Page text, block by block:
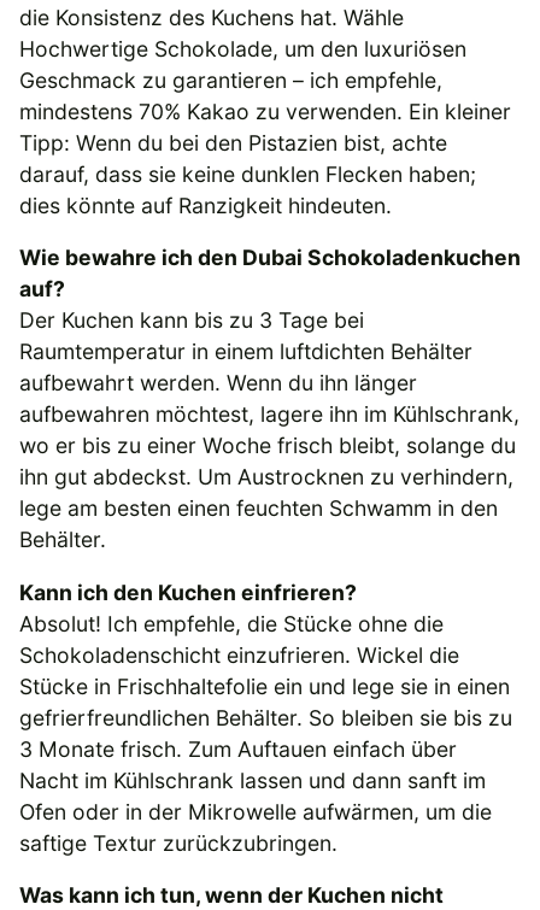
die Konsistenz des Kuchens hat. Wähle
Hochwertige Schokolade, um den luxuriösen
Geschmack zu garantieren – ich empfehle,
mindestens 70% Kakao zu verwenden. Ein kleiner
Tipp: Wenn du bei den Pistazien bist, achte
darauf, dass sie keine dunklen Flecken haben;
dies könnte auf Ranzigkeit hindeuten.
Wie bewahre ich den Dubai Schokoladenkuchen
auf?
Der Kuchen kann bis zu 3 Tage bei
Raumtemperatur in einem luftdichten Behälter
aufbewahrt werden. Wenn du ihn länger
aufbewahren möchtest, lagere ihn im Kühlschrank,
wo er bis zu einer Woche frisch bleibt, solange du
ihn gut abdeckst. Um Austrocknen zu verhindern,
lege am besten einen feuchten Schwamm in den
Behälter.
Kann ich den Kuchen einfrieren?
Absolut! Ich empfehle, die Stücke ohne die
Schokoladenschicht einzufrieren. Wickel die
Stücke in Frischhaltefolie ein und lege sie in einen
gefrierfreundlichen Behälter. So bleiben sie bis zu
3 Monate frisch. Zum Auftauen einfach über
Nacht im Kühlschrank lassen und dann sanft im
Ofen oder in der Mikrowelle aufwärmen, um die
saftige Textur zurückzubringen.
Was kann ich tun, wenn der Kuchen nicht